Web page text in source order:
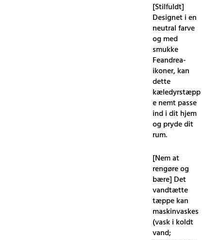
[Stilfuldt]
Designet i en
neutral farve
og med
smukke
Feandrea-
ikoner, kan
dette
kæledyrstæpp
e nemt passe
ind i dit hjem
og pryde dit
rum.
[Nem at
rengøre og
bære] Det
vandtætte
tæppe kan
maskinvaskes
(vask i koldt
vand;